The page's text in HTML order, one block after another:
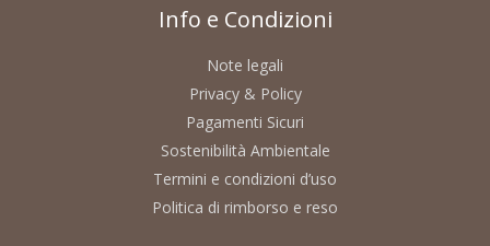
Info e Condizioni
Note legali
Privacy & Policy
Pagamenti Sicuri
Sostenibilità Ambientale
Termini e condizioni d’uso
Politica di rimborso e reso